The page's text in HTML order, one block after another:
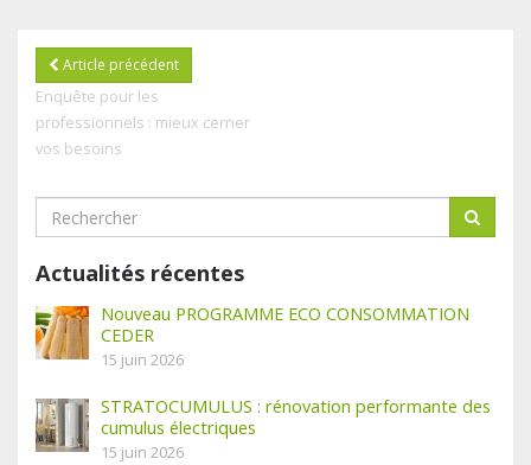
Article précédent
Enquête pour les
professionnels : mieux cerner
vos besoins
Actualités récentes
Nouveau PROGRAMME ECO CONSOMMATION
CEDER
15 juin 2026
STRATOCUMULUS : rénovation performante des
cumulus électriques
15 juin 2026